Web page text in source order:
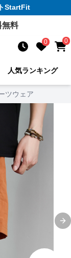
StartFit
無料
0 0
人気ランキング
ツウェア